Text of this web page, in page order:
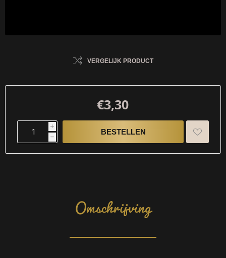
VERGELIJK PRODUCT
€3,30
i
h
Omschrijving